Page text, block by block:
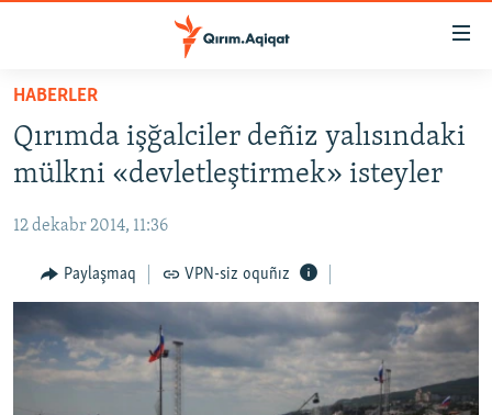
Esas
qaytmaq
Baş
qaytmaq
qaytmaq
HABERLER
SİYASET
CEMİYET
MEDENİYET
İNSAN AQLARI
VİDEO
HABERLER
Qırımda işğalciler deñiz yalısındaki
mülkni «devletleştirmek» isteyler
12 dekabr 2014, 11:36
Paylaşmaq VPN-siz oquñız